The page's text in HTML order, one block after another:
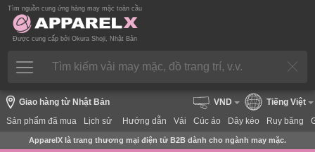
Tìm nguồn cung ứng hàng may mặc toàn cầu
Được cung cấp bởi Okura Shoji, Nhật Bản
Giao hàng từ Nhật Bản
Sản phẩm đã mua
Lịch sử Hướng dẫn Vải Cúc áo Dây kéo Ruy băng
VND Tiếng Việt
ApparelX là trang thương mại điện tử B2B dành cho ngành may mặc.